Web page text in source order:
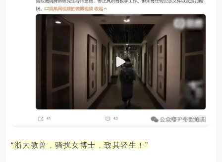
“浙大教兽，骚扰女博士，致其轻生！”